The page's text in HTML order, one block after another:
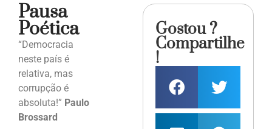
Pausa
Poética
“Democracia
neste país é
relativa, mas
corrupção é
absoluta!” Paulo
Brossard
Gostou ?
Compartilhe
!